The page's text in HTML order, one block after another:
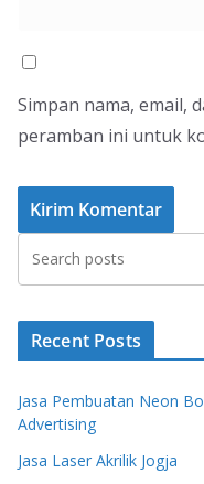
Simpan nama, email,
peramban ini untuk
Recent Posts
Jasa Pembuatan Neon
Advertising
Jasa Laser Akrilik Jogja